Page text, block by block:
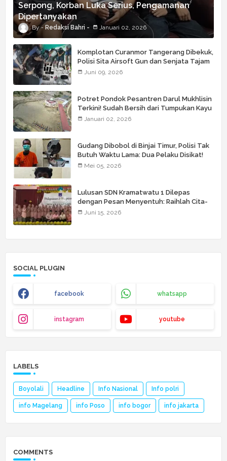
Serpong, Korban Luka Serius, Pengamanan
Dipertanyakan
Redaksi Bahri Januari 02, 2026
Komplotan Curanmor Tangerang Dibekuk,
Polisi Sita Airsoft Gun dan Senjata Tajam
Juni 09, 2026
Potret Pondok Pesantren Darul Mukhlisin
Terkini! Sudah Bersih dari Tumpukan Kayu
Januari 02, 2026
Gudang Dibobol di Binjai Timur, Polisi Tak
Butuh Waktu Lama: Dua Pelaku Disikat!
Mei 05, 2026
Lulusan SDN Kramatwatu 1 Dilepas
dengan Pesan Menyentuh: Raihlah Cita-
Cita Setinggi Langit
Juni 15, 2026
SOCIAL PLUGIN
facebook whatsapp
instagram youtube
LABELS
Boyolali Headline Info Nasional Info polri
info Magelang info Poso info bogor info jakarta
COMMENTS